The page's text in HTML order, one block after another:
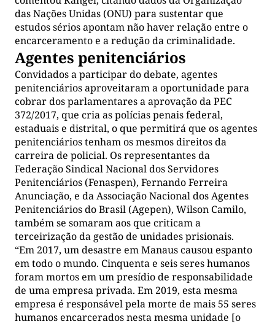
das Nações Unidas (ONU) para sustentar que
estudos sérios apontam não haver relação entre o
encarceramento e a redução da criminalidade.
Agentes penitenciários
Convidados a participar do debate, agentes
penitenciários aproveitaram a oportunidade para
cobrar dos parlamentares a aprovação da PEC
372/2017, que cria as polícias penais federal,
estaduais e distrital, o que permitirá que os agentes
penitenciários tenham os mesmos direitos da
carreira de policial. Os representantes da
Federação Sindical Nacional dos Servidores
Penitenciários (Fenaspen), Fernando Ferreira
Anunciação, e da Associação Nacional dos Agentes
Penitenciários do Brasil (Agepen), Wilson Camilo,
também se somaram aos que criticam a
terceirização da gestão de unidades prisionais.
“Em 2017, um desastre em Manaus causou espanto
em todo o mundo. Cinquenta e seis seres humanos
foram mortos em um presídio de responsabilidade
de uma empresa privada. Em 2019, esta mesma
empresa é responsável pela morte de mais 55 seres
humanos encarcerados nesta mesma unidade [o